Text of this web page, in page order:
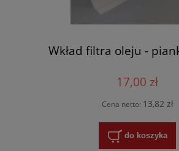
Wkład filtra oleju -
17,00 zł
Cena netto: 13,82 zł
do koszyka